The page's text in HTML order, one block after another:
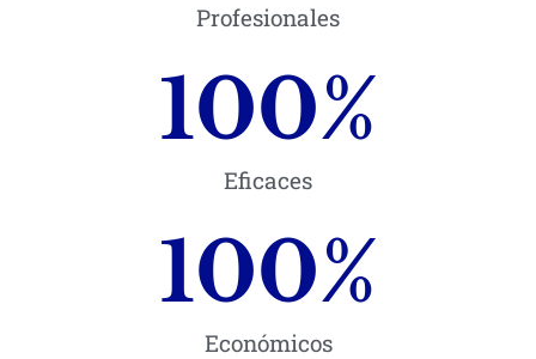
Profesionales
Eficaces
100%
Económicos
100%